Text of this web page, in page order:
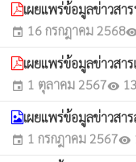
เผยแพร่ข้อมูลข่าวสา
event 16 กรกฎาคม 2568
เผยแพร่ข้อมูลข่าวสา
event 1 ตุลาคม 2567visibility
เผยแพร่ข้อมูลข่าวสา
event 1 กรกฎาคม 2567visibility